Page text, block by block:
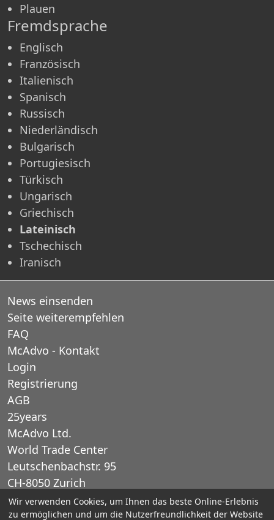
Plauen
Fremdsprache
Englisch
Französisch
Italienisch
Spanisch
Russisch
Niederländisch
Bulgarisch
Portugiesisch
Türkisch
Ungarisch
Griechisch
Lateinisch
Tschechisch
Iranisch
News einsenden
Seite weiterempfehlen
FAQ
McAdvo - Kontakt
Login
Registrierung
AGB
25years
McAdvo Ltd.
World Trade Center
Leutschenbachstr. 95
CH-8050 Zurich
Schweiz
Wir verwenden Cookies, um Ihnen das beste Online-Erlebnis
zu ermöglichen und um die Nutzerfreundlichkeit der Website